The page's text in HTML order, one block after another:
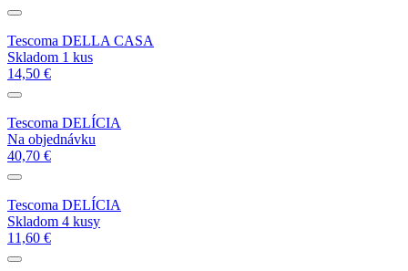
Tescoma DELLA CASA
Skladom 1 kus
14,50 €
Tescoma DELÍCIA
Na objednávku
40,70 €
Tescoma DELÍCIA
Skladom 4 kusy
11,60 €